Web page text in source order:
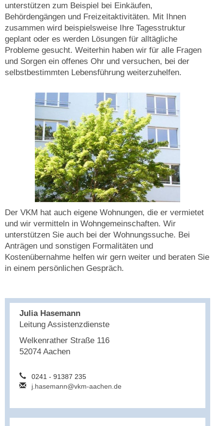
unterstützen zum Beispiel bei Einkäufen,
Behördengängen und Freizeitaktivitäten. Mit Ihnen
zusammen wird beispielsweise Ihre Tagesstruktur
geplant oder es werden Lösungen für alltägliche
Probleme gesucht. Weiterhin haben wir für alle Fragen
und Sorgen ein offenes Ohr und versuchen, bei der
selbstbestimmten Lebensführung weiterzuhelfen.
Der VKM hat auch eigene Wohnungen, die er vermietet
und wir vermitteln in Wohngemeinschaften. Wir
unterstützen Sie auch bei der Wohnungssuche. Bei
Anträgen und sonstigen Formalitäten und
Kostenübernahme helfen wir gern weiter und beraten Sie
in einem persönlichen Gespräch.
Julia Hasemann
Leitung Assistenzdienste
Welkenrather Straße 116
52074 Aachen
0241 - 91387 235
j.hasemann@vkm-aachen.de